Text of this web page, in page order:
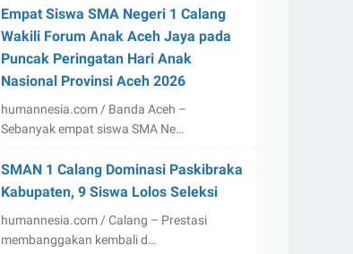
Empat Siswa SMA Negeri 1 Calang
Wakili Forum Anak Aceh Jaya pada
Puncak Peringatan Hari Anak
Nasional Provinsi Aceh 2026
humannesia.com / Banda Aceh –
Sebanyak empat siswa SMA Ne…
SMAN 1 Calang Dominasi Paskibraka
Kabupaten, 9 Siswa Lolos Seleksi
humannesia.com / Calang – Prestasi
membanggakan kembali d…